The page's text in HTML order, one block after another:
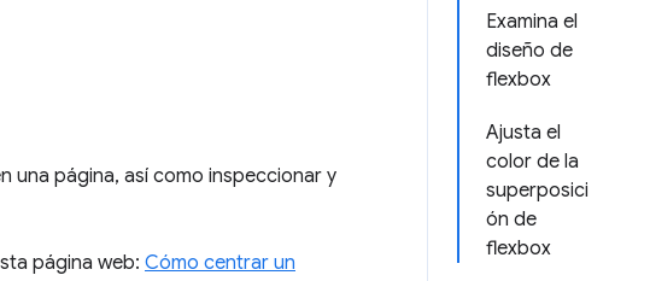
Examina el
diseño de
flexbox
Ajusta el
color de la
superposici
ón de
flexbox
una página, así como inspeccionar y
página web: Cómo centrar un